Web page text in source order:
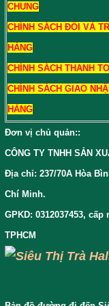
CHUNG
CHÍNH SÁCH ĐỔI VÀ
HÀNG
CHÍNH SÁCH THANH
CHÍNH SÁCH GIAO
HÀNG
Đơn vị chủ quản::
CÔNG TY TNHH SẢN
Địa chỉ: 237/70A Hòa
Chí Minh.
GPKD: 0312037453,
TPHCM